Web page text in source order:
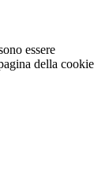
essere
della cookie